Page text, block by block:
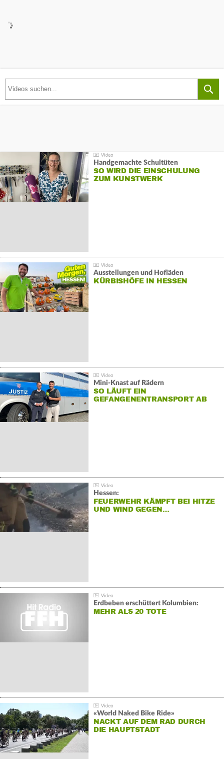
Handgemachte Schultüten
SO WIRD DIE EINSCHULUNG
ZUM KUNSTWERK
Ausstellungen und Hofläden
KÜRBISHÖFE IN HESSEN
Mini-Knast auf Rädern
SO LÄUFT EIN
GEFANGENENTRANSPORT AB
Hessen:
FEUERWEHR KÄMPFT BEI HITZE
UND WIND GEGEN…
Erdbeben erschüttert Kolumbien:
MEHR ALS 20 TOTE
«World Naked Bike Ride»
NACKT AUF DEM RAD DURCH
DIE HAUPTSTADT